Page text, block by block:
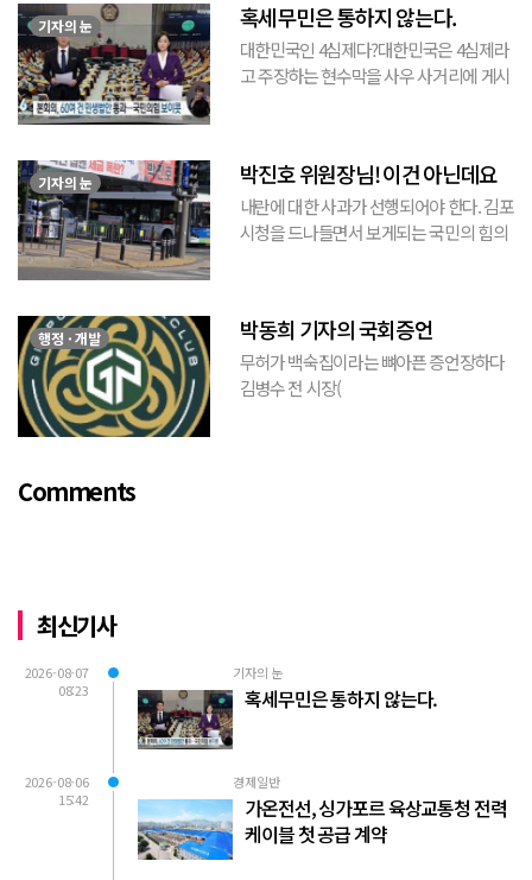
기자의 눈 혹세무민은 통하지 않는다.
대한민국인 4심제다?대한민국은 4심제라
고 주장하는 현수막을 사우 사거리에 게시
민(惑...
기자의 눈 박진호 위원장님! 이건 아닌데요
내란에 대한 사과가 선행되어야 한다. 김포
시청을 드나들면서 보게되는 국민의 힘의
이 하...
행정 · 개발 박동희 기자의 국회증언
무허가 백숙집이라는 뼈아픈 증언장하다
김병수 전 시장(
Comments
최신기사
2026-08-07
08:23
기자의 눈
혹세무민은 통하지 않는다.
2026-08-06
15:42
경제일반
가온전선, 싱가포르 육상교통청 전력
케이블 첫 공급 계약